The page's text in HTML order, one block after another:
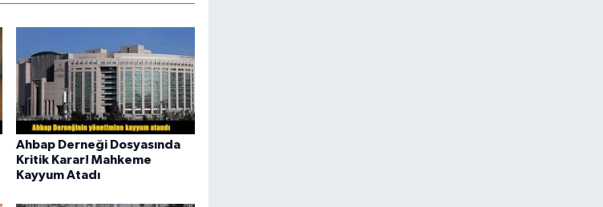
Ahbap Derneği Dosyasında
Kritik Karar! Mahkeme
Kayyum Atadı